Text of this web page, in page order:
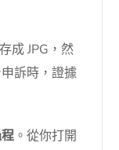
成 JPG，然
訴時，證據
。從你打開